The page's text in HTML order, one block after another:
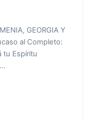
GEORGIA Y
al Completo:
tu Espíritu